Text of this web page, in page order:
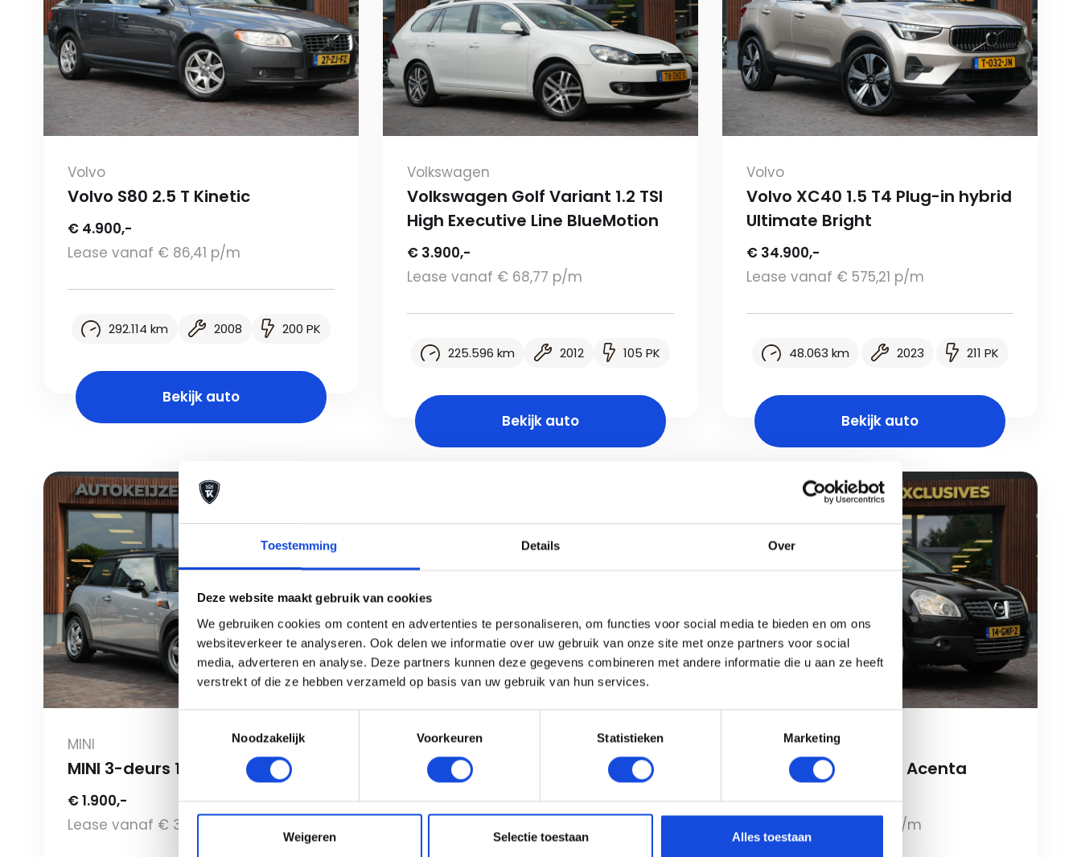
Toestemming Details Over
Deze website maakt gebruik van cookies
We gebruiken cookies om content en advertenties te personaliseren, om functies voor social media te bieden en om ons
websiteverkeer te analyseren. Ook delen we informatie over uw gebruik van onze site met onze partners voor social
media, adverteren en analyse. Deze partners kunnen deze gegevens combineren met andere informatie die u aan ze heeft
verstrekt of die ze hebben verzameld op basis van uw gebruik van hun services.
Noodzakelijk
Voorkeuren Statistieken Marketing
Weigeren Selectie toestaan Alles toestaan
Volvo
Volvo S80 2.5 T Kinetic
€ 4.900,-
Lease vanaf € 86,41 p/m
292.114 km 2008 200 PK
Bekijk auto
Volkswagen
Volkswagen Golf Variant 1.2 TSI
High Executive Line BlueMotion
€ 3.900,-
Lease vanaf € 68,77 p/m
225.596 km 2012 105 PK
Bekijk auto
Volvo
Volvo XC40 1.5 T4 Plug-in hybrid
Ultimate Bright
€ 34.900,-
Lease vanaf € 575,21 p/m
48.063 km 2023 211 PK
Bekijk auto
MINI
MINI 3-deurs 1.4 One
€ 1.900,-
Lease vanaf € 33,51 p/m
Ford
Ford Fusion 1.4-16V Cool &
Nissan
Nissan QASHQAI 1.6 Acenta
€ 3.900,-
Lease vanaf € 68,77 p/m